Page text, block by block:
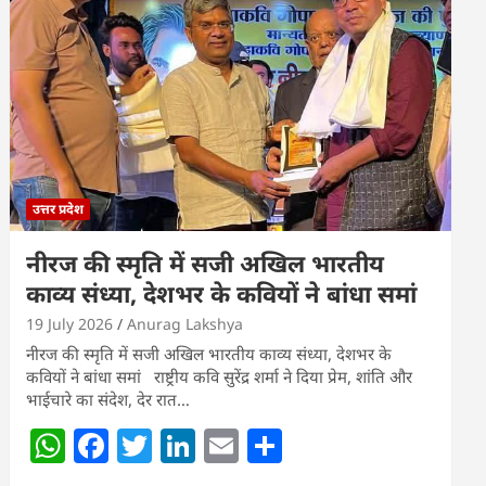
A
p
p
b
o
o
k
dI
n
उत्तर प्रदेश
नीरज की स्मृति में सजी अखिल भारतीय
काव्य संध्या, देशभर के कवियों ने बांधा समां
19 July 2026 Anurag Lakshya
नीरज की स्मृति में सजी अखिल भारतीय काव्य संध्या, देशभर के
कवियों ने बांधा समां राष्ट्रीय कवि सुरेंद्र शर्मा ने दिया प्रेम, शांति और
भाईचारे का संदेश, देर रात…
W F T Li E